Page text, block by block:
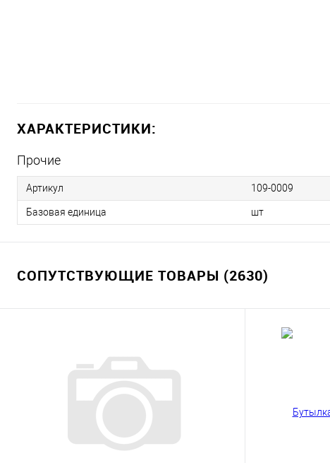
ХАРАКТЕРИСТИКИ:
Прочие
Артикул 109-0009
Базовая единица шт
СОПУТСТВУЮЩИЕ ТОВАРЫ (2630)